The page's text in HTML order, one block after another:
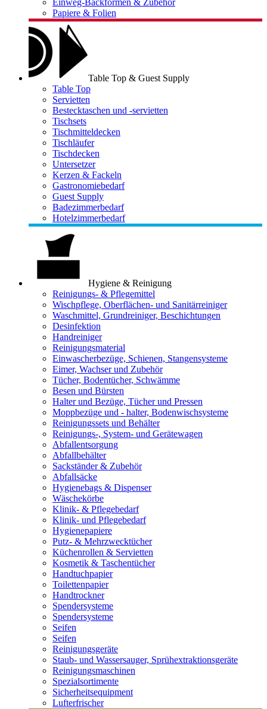
Einweg-Backformen & Zubehör
Papiere & Folien
Table Top & Guest Supply
Table Top
Servietten
Bestecktaschen und -servietten
Tischsets
Tischmitteldecken
Tischläufer
Tischdecken
Untersetzer
Kerzen & Fackeln
Gastronomiebedarf
Guest Supply
Badezimmerbedarf
Hotelzimmerbedarf
Hygiene & Reinigung
Reinigungs- & Pflegemittel
Wischpflege, Oberflächen- und Sanitärreiniger
Waschmittel, Grundreiniger, Beschichtungen
Desinfektion
Handreiniger
Reinigungsmaterial
Einwascherbezüge, Schienen, Stangensysteme
Eimer, Wachser und Zubehör
Tücher, Bodentücher, Schwämme
Besen und Bürsten
Halter und Bezüge, Tücher und Pressen
Moppbezüge und - halter, Bodenwischsysteme
Reinigungssets und Behälter
Reinigungs-, System- und Gerätewagen
Abfallentsorgung
Abfallbehälter
Sackständer & Zubehör
Abfallsäcke
Hygienebags & Dispenser
Wäschekörbe
Klinik- & Pflegebedarf
Klinik- und Pflegebedarf
Hygienepapiere
Putz- & Mehrzwecktücher
Küchenrollen & Servietten
Kosmetik & Taschentücher
Handtuchpapier
Toilettenpapier
Handtrockner
Spendersysteme
Spendersysteme
Seifen
Seifen
Reinigungsgeräte
Staub- und Wassersauger, Sprühextraktionsgeräte
Reinigungsmaschinen
Spezialsortimente
Sicherheitsequipment
Lufterfrischer